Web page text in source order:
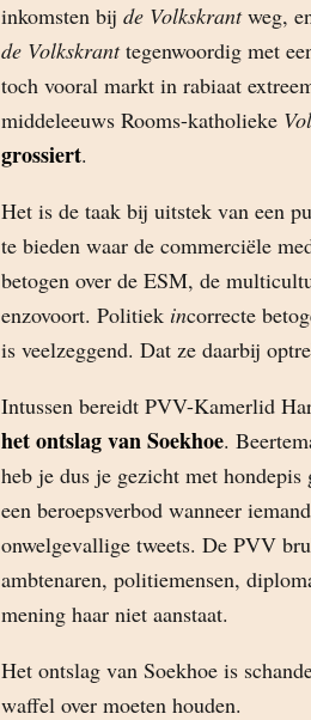
inkomsten bij de Volkskrantweg,
de Volkskranttegenwoordig met
toch vooral markt in rabiaat
middeleeuws Rooms-katholieke
grossiert.
Het is de taak bij uitstek van een
te bieden waar de commerciële
betogen over de ESM, de
enzovoort. Politiek incorrecte
is veelzeggend. Dat ze daarbij
Intussen bereidt PVV-Kamerlid
het ontslag van Soekhoe.
heb je dus je gezicht met
een beroepsverbod wanneer
onwelgevallige tweets. De PVV
ambtenaren, politiemensen,
mening haar niet aanstaat.
Het ontslag van Soekhoe is
waffel over moeten houden.